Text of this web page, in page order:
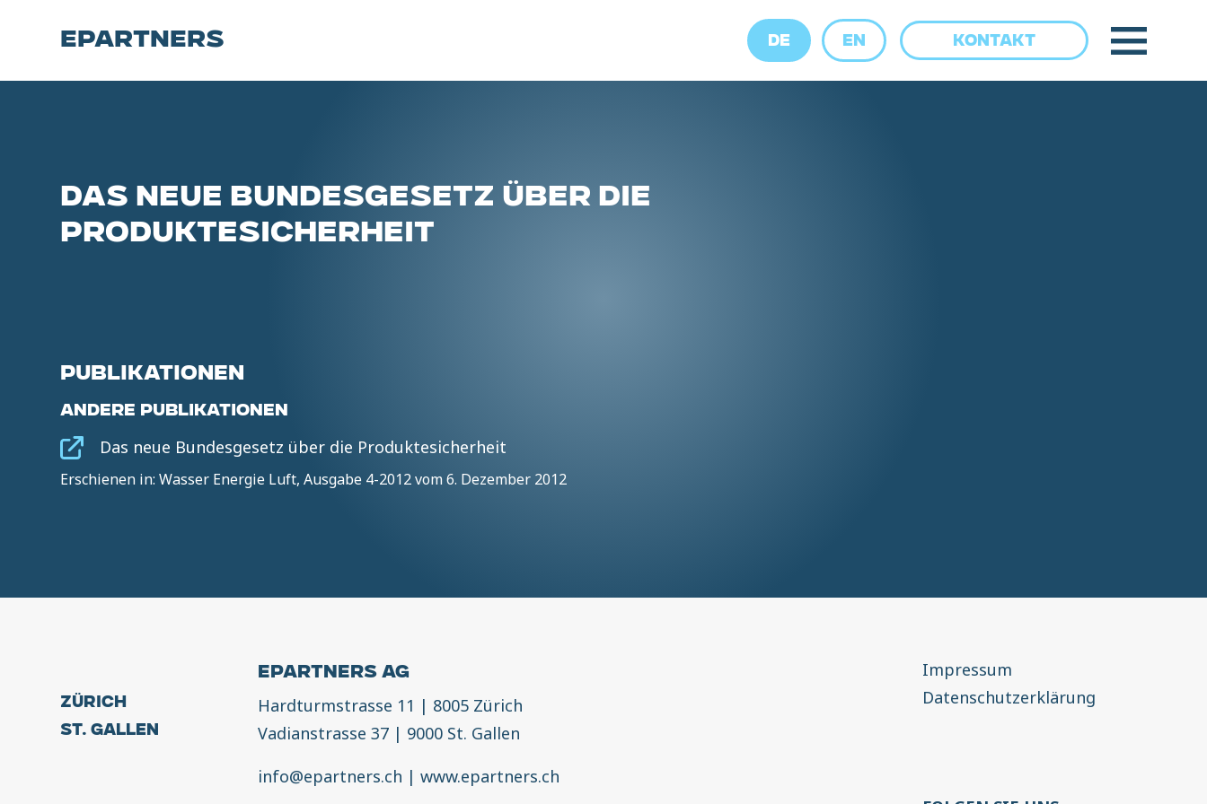
EPARTNERS DE EN KONTAKT
DAS NEUE BUNDESGESETZ ÜBER DIE
PRODUKTESICHERHEIT
PUBLIKATIONEN
ANDERE PUBLIKATIONEN
Das neue Bundesgesetz über die Produktesicherheit
Erschienen in: Wasser Energie Luft, Ausgabe 4-2012 vom 6. Dezember 2012
EPARTNERS AG
Zürich Hardturmstrasse 11 | 8005 Zürich
St. Gallen Vadianstrasse 37 | 9000 St. Gallen
info@epartners.ch |www.epartners.ch
Impressum
Datenschutzerklärung